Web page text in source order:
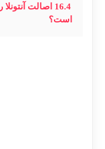
16.4 اصالت
است؟